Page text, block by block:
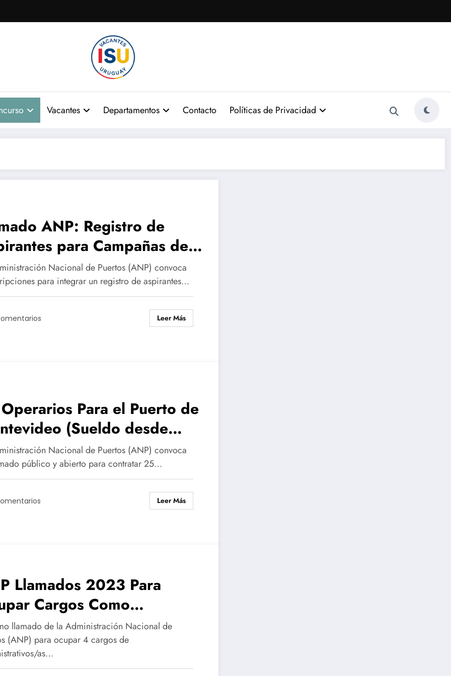
Vacantes Departamentos Contacto Políticas de Privacidad
ANP: Registro de
para Campañas de
– Mecánico y
(Puerto de
Nacional de Puertos (ANP) convoca
para integrar un registro de aspirantes…
Leer Más
Para el Puerto de
(Sueldo desde
hasta $44.392.25)
Nacional de Puertos (ANP) convoca
público y abierto para contratar 25…
Leer Más
Llamados 2023 Para
Cargos Como
as
llamado de la Administración Nacional de
(ANP) para ocupar 4 cargos de
as…